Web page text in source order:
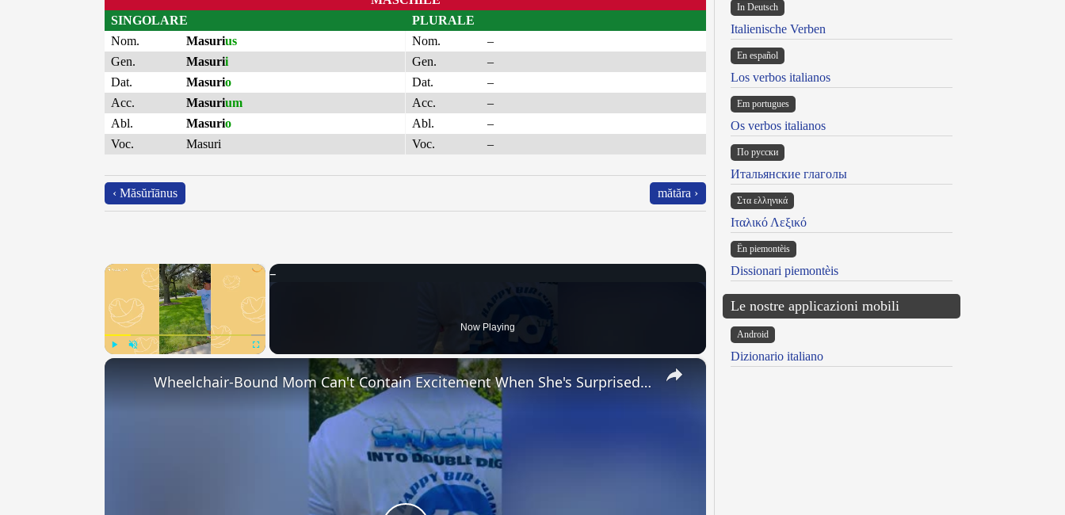
SINGOLARE
Nom.
Masurius
Gen.
Masurii
Dat.
Masurio
Acc.
Masurium
Abl.
Masurio
Voc.
Masuri
PLURALE
Nom.
–
Gen.
–
Dat.
–
Acc.
–
Abl.
–
Voc.
–
‹ Măsŭrĭānus mătăra ›
×
Now Playing
×
Wheelchair-Bound Mom Can't Contain Excitement When She's Surprised With New Mobility Van | Happily TV
In Deutsch
Italienische Verben
En español
Los verbos italianos
Em portugues
Os verbos italianos
По русски
Итальянские глаголы
Στα ελληνικά
Ιταλικό Λεξικό
Ën piemontèis
Dissionari piemontèis
Le nostre applicazioni mobili
Android
Dizionario italiano